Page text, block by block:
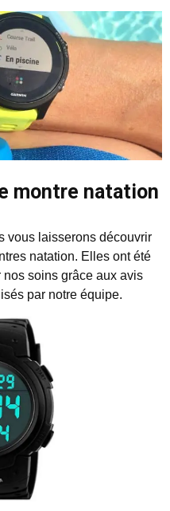
montre natation
vous laisserons découvrir
natation. Elles ont été
soins grâce aux avis
par notre équipe.